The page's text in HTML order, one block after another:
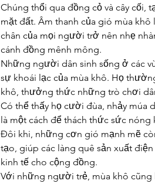
Chúng thổi qua đồng cỏ và cây cối,
mặt đất. Âm thanh của gió mùa
chân của mọi người trở nên nhẹ
cánh đồng mênh mông.
Những người dân sinh sống ở các
sự khoái lạc của mùa khô. Họ
khô, thưởng thức những trò chơi
Có thể thấy họ cười đùa, nhảy múa
là một cách để thách thức sức
Đôi khi, những cơn gió mạnh mẽ
tạo, giúp các làng quê sản xuất
kinh tế cho cộng đồng.
Với những người trẻ, mùa khô